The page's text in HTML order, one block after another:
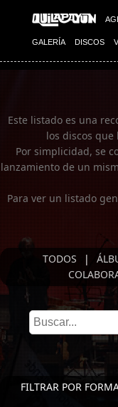
GALERÍA DISCOS
Imagen 01
Este listado es una
los discos
Por simplicidad, se
lanzamiento de un
Para ver un listado
TODOS |
FILTRAR POR